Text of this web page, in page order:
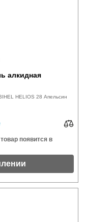
алкидная
HELIOS 28 Апельсин
появится в